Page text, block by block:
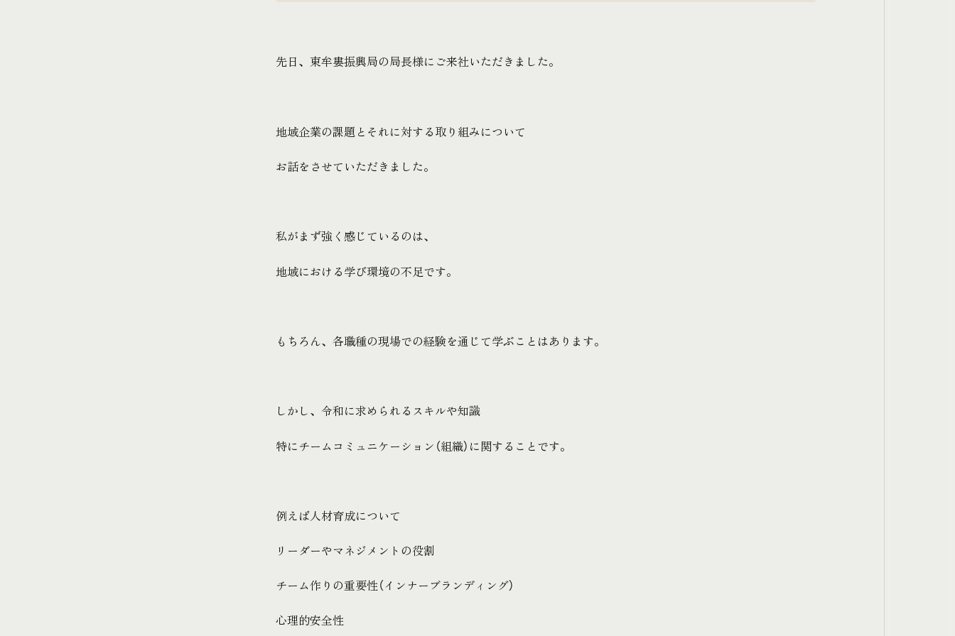
先日、東牟婁振興局の局長様にご来社いただきました。
地域企業の課題とそれに対する取り組みについて
お話をさせていただきました。
私がまず強く感じているのは、
地域における学び環境の不足です。
もちろん、各職種の現場での経験を通じて学ぶことはあります。
しかし、令和に求められるスキルや知識
特にチームコミュニケーション（組織）に関することです。
例えば人材育成について
リーダーやマネジメントの役割
チーム作りの重要性（インナーブランディング）
心理的安全性